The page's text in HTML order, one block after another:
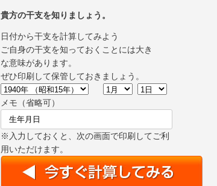
貴方の干支を知りましょう。
日付から干支を計算してみよう
ご自身の干支を知っておくことには大き
な意味があります。
ぜひ印刷して保管しておきましょう。
メモ（省略可）
※入力しておくと、次の画面で印刷してご利
用いただけます。